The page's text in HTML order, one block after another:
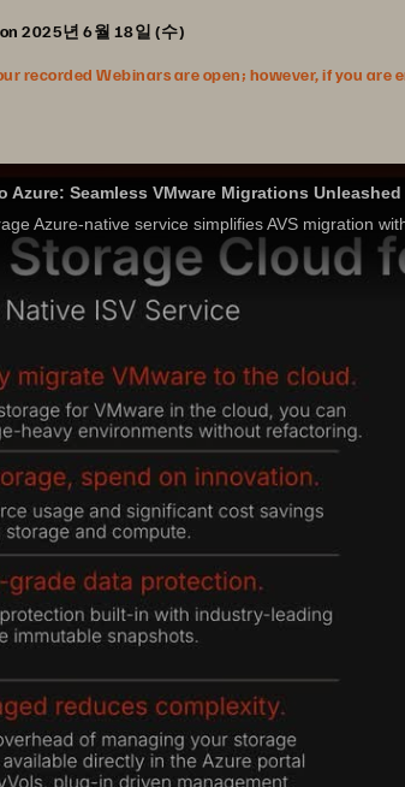
2025년 6월 18일 (수)
recorded Webinars are open; however, if you
Azure: Seamless VMware Migrations